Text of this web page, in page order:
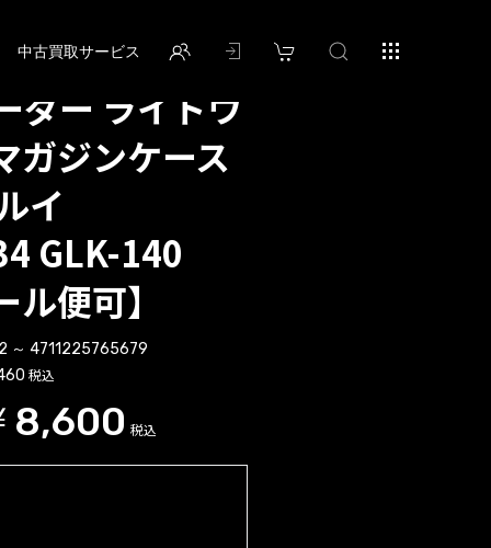
中古買取サービス
ダー ライトウ
ガジンケース
イ
GLK-140
便可】
～ 4711225765679
税込
8,600 税込